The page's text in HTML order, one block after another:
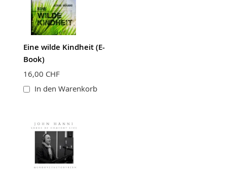
Eine wilde Kindheit (E-
Book)
16,00 CHF
In den Warenkorb